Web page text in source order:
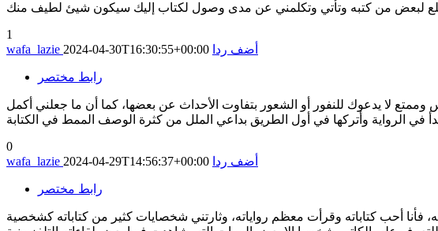
لبعض من كتبه وتأتي وتكلمني عن مدى وصول لكتاب إليك سيكون شيئ لطيف منك
1
wafa_lazie 2024-04-30T16:30:55+00:00 أضف ردا
رابط مختصر
لا يدعوك للنفور أو الشعور بتفاوت الأحداث عن بعضها، كما أن ما جعلني أكمل
0
wafa_lazie 2024-04-29T14:56:37+00:00 أضف ردا
رابط مختصر
أحب كتاباته وقرأت معظم رواياته، وثارتني شخصايات كثير من كتاباته كشخصية